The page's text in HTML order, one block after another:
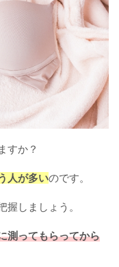
すか？
人が多いのです。
握しましょう。
測ってもらってから